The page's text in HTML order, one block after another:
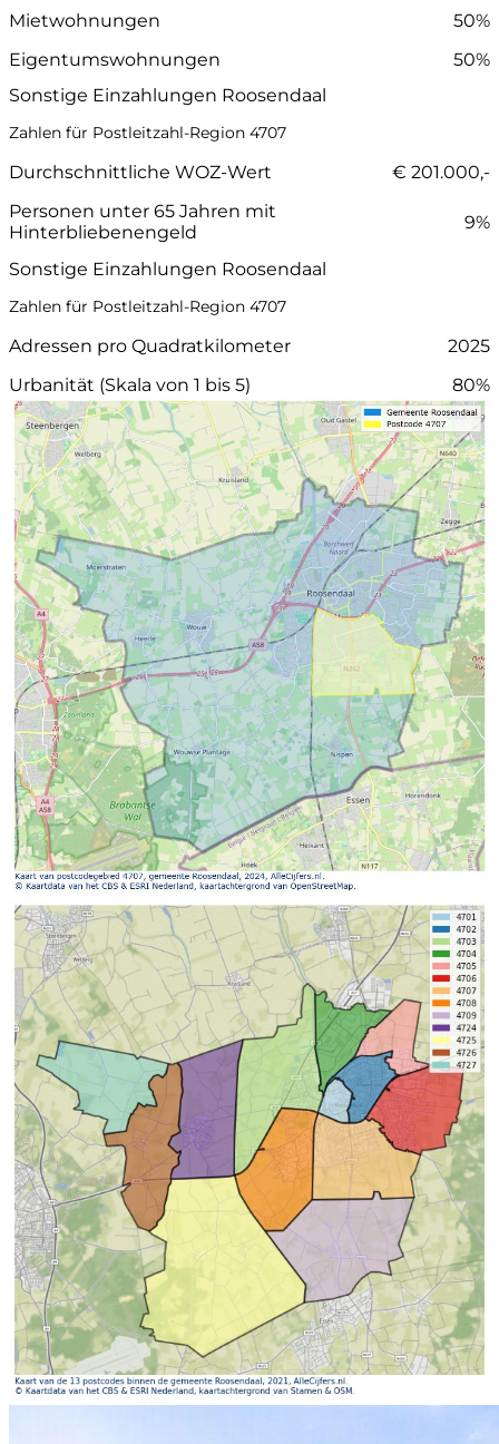
Mietwohnungen
50%
Eigentumswohnungen
50%
Sonstige Einzahlungen Roosendaal
Zahlen für Postleitzahl-Region 4707
Durchschnittliche WOZ-Wert
€ 201.000,-
Personen unter 65 Jahren mit
Hinterbliebenengeld
9%
Sonstige Einzahlungen Roosendaal
Zahlen für Postleitzahl-Region 4707
Adressen pro Quadratkilometer
2025
Urbanität (Skala von 1 bis 5)
80%